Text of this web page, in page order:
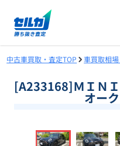
中古車買取・査定TOP 車買取相
[A233168]ＭＩＮ
オー